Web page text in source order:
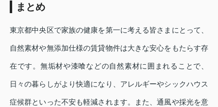
まとめ
東京都中央区で家族の健康を第一に考える皆さまにとって、
自然素材や無添加仕様の賃貸物件は大きな安心をもたらす存
在です。無垢材や漆喰などの自然素材に囲まれることで、
日々の暮らしがより快適になり、アレルギーやシックハウス
症候群といった不安も軽減されます。また、通風や採光を意